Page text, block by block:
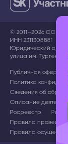
© 2011–2026 ООО
ИНН 2311308881
Юридический
улица им.
Публичная оферта
Политика
Сведения об
Описание
Росреестр
Правила
Правила